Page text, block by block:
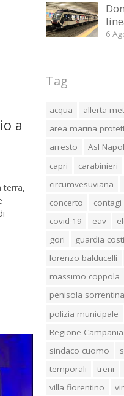
a
terra,
6
Tag
acqua allerta
area marina
arresto
Asl
capri
carabinieri
circumvesuviana
concerto
contagi
covid-19
eav
gori
guardia
lorenzo balducelli
massimo coppola
penisola sorrentina
polizia municipale
Regione Campania
sindaco cuomo
temporali
treni
villa fiorentino